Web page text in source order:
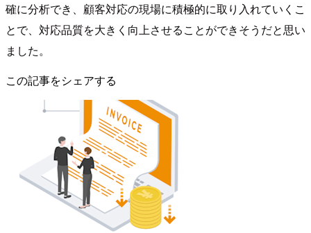
確に分析でき、顧客対応の現場に積極的に取り入れていくこ
とで、対応品質を大きく向上させることができそうだと思い
ました。
この記事をシェアする